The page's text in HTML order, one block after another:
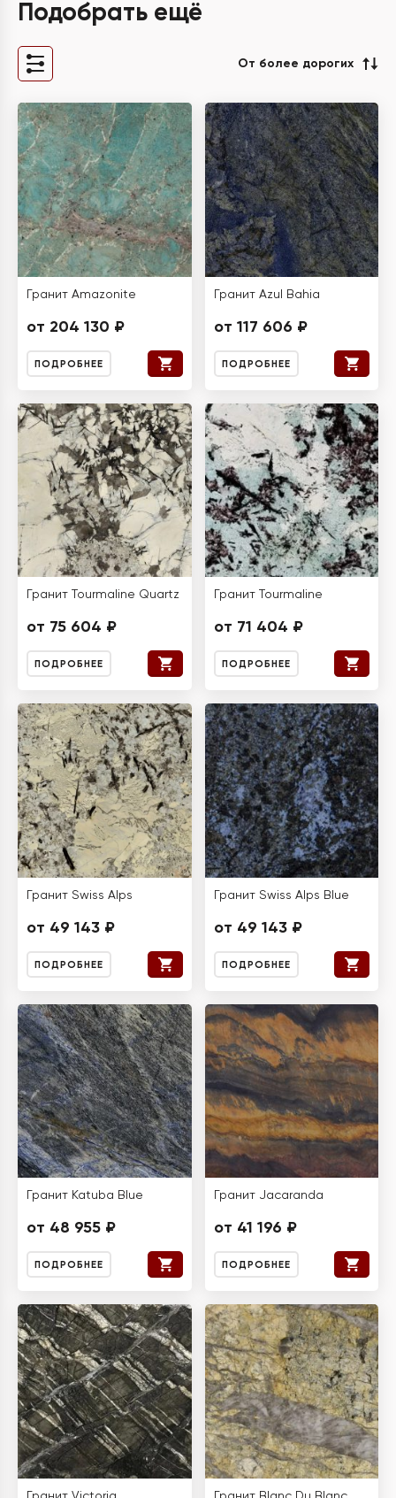
Подобрать ещё
От более дорогих
Гранит Amazonite
от 204 130 ₽
ПОДРОБНЕЕ
Гранит Azul Bahia
от 117 606 ₽
ПОДРОБНЕЕ
Гранит Tourmaline Quartz
от 75 604 ₽
ПОДРОБНЕЕ
Гранит Tourmaline
от 71 404 ₽
ПОДРОБНЕЕ
Гранит Swiss Alps
от 49 143 ₽
ПОДРОБНЕЕ
Гранит Swiss Alps Blue
от 49 143 ₽
ПОДРОБНЕЕ
Гранит Katuba Blue
от 48 955 ₽
ПОДРОБНЕЕ
Гранит Jacaranda
от 41 196 ₽
ПОДРОБНЕЕ